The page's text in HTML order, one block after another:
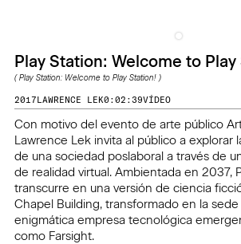
Play Station: Welcome to
(Play Station: Welcome to Play Station!)
2017LAWRENCE LEK0:02:39VÍDEO
Con motivo del evento de arte público
Lawrence Lek invita al público a explorar
de una sociedad poslaboral a través de
de realidad virtual. Ambientada en 2037,
transcurre en una versión de ciencia
Chapel Building, transformado en la
enigmática empresa tecnológica
como Farsight.